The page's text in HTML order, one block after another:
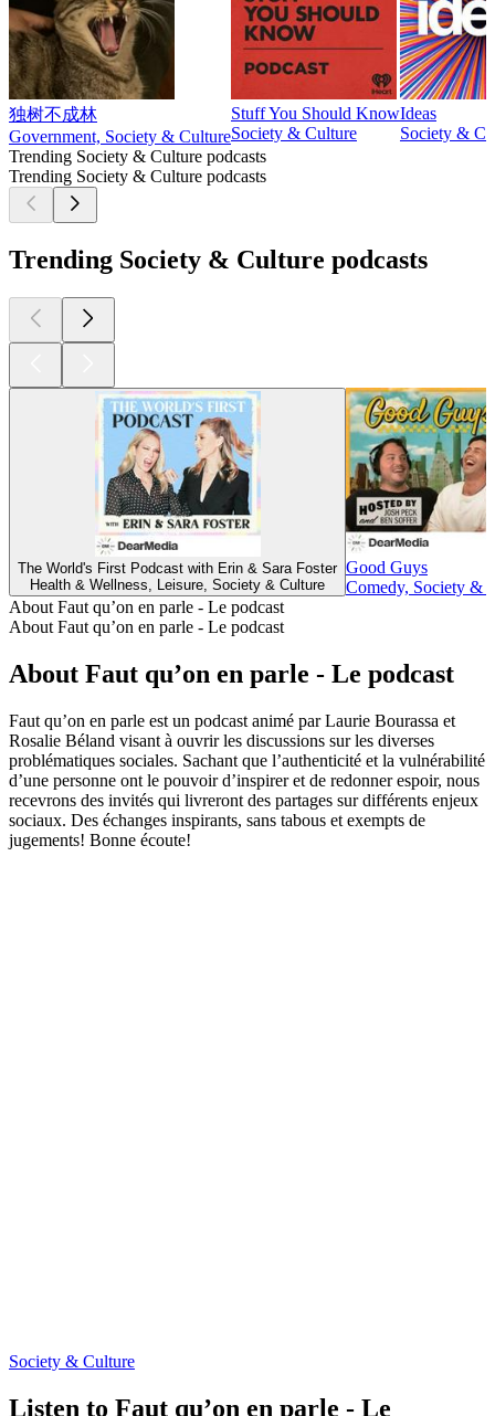
独树不成林
Government, Society & Culture
Stuff You Should Know
Society & Culture
Ideas
Society &
Trending Society & Culture podcasts
Trending Society & Culture podcasts
Trending Society & Culture podcasts
The World's First Podcast with Erin & Sara Foster
Health & Wellness, Leisure, Society & Culture
Good Guys
Comedy, Society &
About Faut qu’on en parle - Le podcast
About Faut qu’on en parle - Le podcast
About Faut qu’on en parle - Le podcast
Faut qu’on en parle est un podcast animé par Laurie Bourassa et
Rosalie Béland visant à ouvrir les discussions sur les diverses
problématiques sociales. Sachant que l’authenticité et la vulnérabilité
d’une personne ont le pouvoir d’inspirer et de redonner espoir, nous
recevrons des invités qui livreront des partages sur différents enjeux
sociaux. Des échanges inspirants, sans tabous et exempts de
jugements! Bonne écoute!
Society & Culture
Listen to Faut qu’on en parle - Le